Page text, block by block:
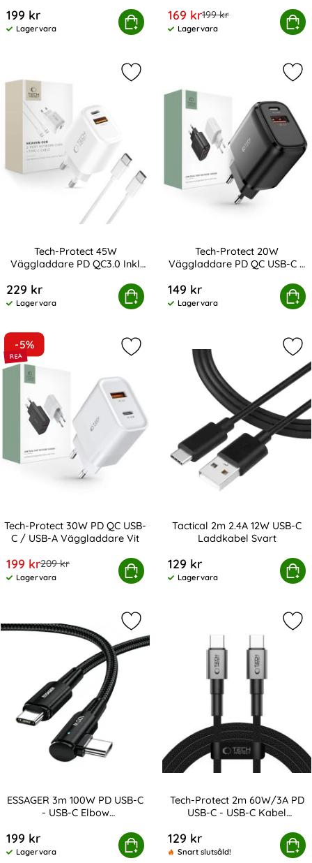
199 kr
Tillgänglighet:
Lagervara
Köp
3m 2A USB-C Elbow Nylonflätad Kabel Svart
rea pris
169 krtidigare pris
199 kr
Tillgänglighet:
Lagervara
Köp
BASEUS 60W 2m Type-C PD
Tech-Protect 45W
Väggladdare PD QC3.0 Inkl
229 kr
Tillgänglighet:
Lagervara
Köp
45W Väggladdare PD QC3.0 Inkl USB-C Kabel Vit
Markera tech-Protect 45W
Tech-Protect 20W
Väggladdare PD QC USB-C /
149 kr
Tillgänglighet:
Lagervara
Köp
Tech-Protect 20W Väggladdare
-5%
Tech-Protect 30W PD QC USB-
C / USB-A Väggladdare Vit
rea pris
199 krtidigare pris
209 kr
Tillgänglighet:
Lagervara
Köp
Protect 30W PD QC USB-C / USB-A Väggladdare Vit
Markera tech-Protect 30W PD QC
Tactical 2m 2.4A 12W USB-C
Laddkabel Svart
129 kr
Tillgänglighet:
Lagervara
Köp
Tactical 2m 2.4A 12W
ESSAGER 3m 100W PD USB-C
- USB-C Elbow
199 kr
Tillgänglighet:
Lagervara
Köp
3m 100W PD USB-C - USB-C Elbow Laddningskabel Svart
Markera eSSAGER 3m 100W PD
Tech-Protect 2m 60W/3A PD
USB-C - USB-C Kabel
129 kr
Snart slutsåld!
Köp
Tech-Protect 2m 60W/3A PD